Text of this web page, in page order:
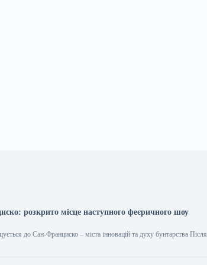
розкрито місце наступного феєричного шоу
до Сан-Франциско – міста інновацій та духу бунтарства Після